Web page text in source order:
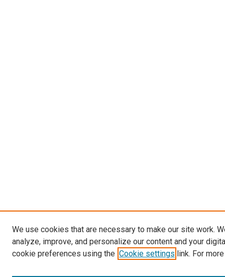
We use cookies that are necessary to make our site work.
analyze, improve, and personalize our content and your
cookie preferences using the Cookie settings link. For